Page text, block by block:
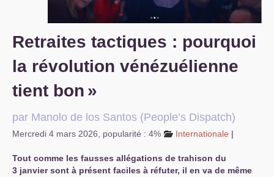
Retraites tactiques : pourquoi
la révolution vénézuélienne
tient bon »
par Manolo de los Santos (People’s Dispatch)
Mercredi 4 mars 2026 popularité : 4% Internationale |
Tout comme les fausses allégations de trahison du
3 janvier sont à présent faciles à réfuter, il en va de même